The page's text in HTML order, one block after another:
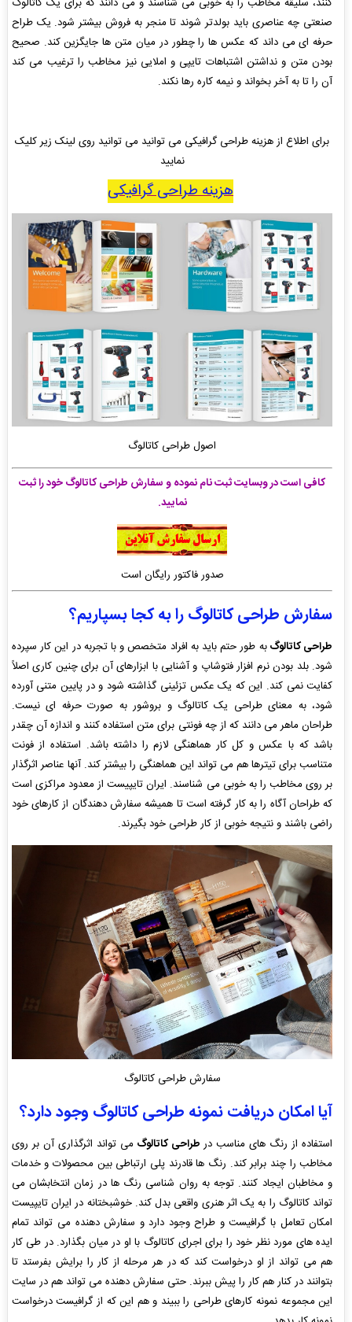
صنعتی چه عناصری باید بولدتر شوند تا منجر به فروش بیشتر شود. یک طراح
حرفه ای می داند که عکس ها را چطور در میان متن ها جایگزین کند. صحیح
بودن متن و نداشتن اشتباهات تایپی و املایی نیز مخاطب را ترغیب می کند
آن را تا به آخر بخواند و نیمه کاره رها نکند.
برای اطلاع از هزینه طراحی گرافیکی می توانید می توانید روی لینک زیر کلیک
نمایید
هزینه طراحی گرافیکی
اصول طراحی کاتالوگ
کافی است در وبسایت ثبت نام نموده و سفارش طراحی کاتالوگ خود را ثبت
نمایید.
صدور فاکتور رایگان است
سفارش طراحی کاتالوگ را به کجا بسپاریم؟
طراحی کاتالوگبه طور حتم باید به افراد متخصص و با تجربه در این کار سپرده
شود. بلد بودن نرم افزار فتوشاپ و آشنایی با ابزارهای آن برای چنین کاری اصلاً
کفایت نمی کند. این که یک عکس تزئینی گذاشته شود و در پایین متنی آورده
شود، به معنای طراحی یک کاتالوگ و بروشور به صورت حرفه ای نیست.
طراحان ماهر می دانند که از چه فونتی برای متن استفاده کنند و اندازه آن چقدر
باشد که با عکس و کل کار هماهنگی لازم را داشته باشد. استفاده از فونت
متناسب برای تیترها هم می تواند این هماهنگی را بیشتر کند. آنها عناصر اثرگذار
بر روی مخاطب را به خوبی می شناسند. ایران تایپیست از معدود مراکزی است
که طراحان آگاه را به کار گرفته است تا همیشه سفارش دهندگان از کارهای خود
راضی باشند و نتیجه خوبی از کار طراحی خود بگیرند.
سفارش طراحی کاتالوگ
آیا امکان دریافت نمونه طراحی کاتالوگ وجود دارد؟
استفاده از رنگ های مناسب درطراحی کاتالوگ می تواند اثرگذاری آن بر روی
مخاطب را چند برابر کند. رنگ ها قادرند پلی ارتباطی بین محصولات و خدمات
و مخاطبان ایجاد کنند. توجه به روان شناسی رنگ ها در زمان انتخابشان می
تواند کاتالوگ را به یک اثر هنری واقعی بدل کند. خوشبختانه در ایران تایپیست
امکان تعامل با گرافیست و طراح وجود دارد و سفارش دهنده می تواند تمام
ایده های مورد نظر خود را برای اجرای کاتالوگ با او در میان بگذارد. در طی کار
هم می تواند از او درخواست کند که در هر مرحله از کار را برایش بفرستد تا
بتوانند در کنار هم کار را پیش ببرند. حتی سفارش دهنده می تواند هم در سایت
این مجموعه نمونه کارهای طراحی را ببیند و هم این که از گرافیست درخواست